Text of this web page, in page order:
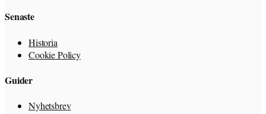
Senaste
Historia
Cookie Policy
Guider
Nyhetsbrev